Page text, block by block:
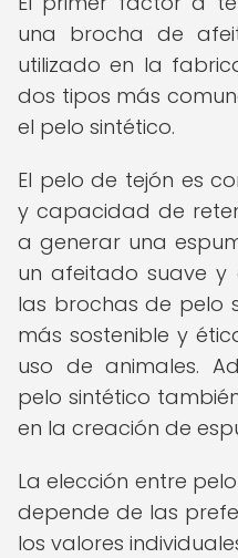
una brocha de
utilizado en la
dos tipos más
el pelo sintético.
El pelo de tejón es
y capacidad de
a generar una
un afeitado suave y
las brochas de pelo
más sostenible y
uso de animales.
pelo sintético
en la creación de
La elección entre
depende de las
los valores